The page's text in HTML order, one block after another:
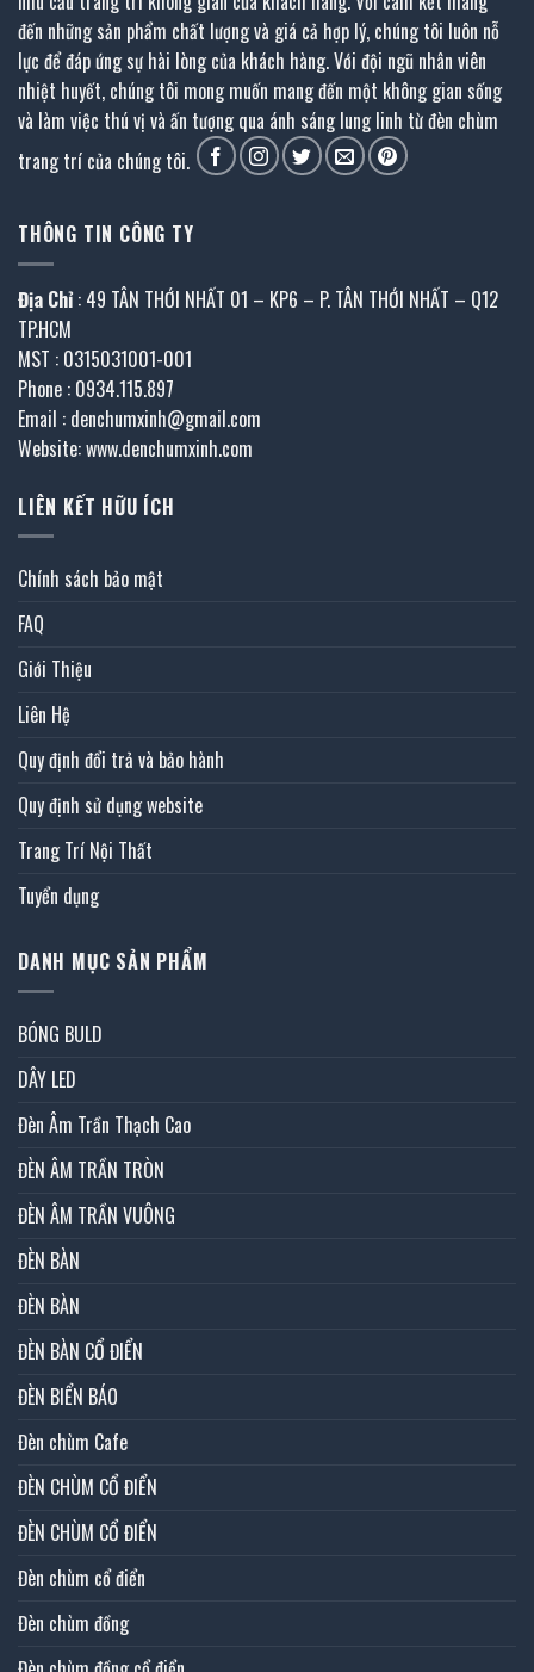
đến những sản phẩm chất lượng và giá cả hợp lý, chúng tôi luôn nỗ
lực để đáp ứng sự hài lòng của khách hàng. Với đội ngũ nhân viên
nhiệt huyết, chúng tôi mong muốn mang đến một không gian sống
và làm việc thú vị và ấn tượng qua ánh sáng lung linh từ đèn chùm
trang trí của chúng tôi.
THÔNG TIN CÔNG TY
Địa Chỉ : 49 TÂN THỚI NHẤT 01 – KP6 – P. TÂN THỚI NHẤT – Q12
TP.HCM
MST : 0315031001-001
Phone : 0934.115.897
Email : denchumxinh@gmail.com
Website: www.denchumxinh.com
LIÊN KẾT HỮU ÍCH
Chính sách bảo mật
FAQ
Giới Thiệu
Liên Hệ
Quy định đổi trả và bảo hành
Quy định sử dụng website
Trang Trí Nội Thất
Tuyển dụng
DANH MỤC SẢN PHẨM
BÓNG BULD
DÂY LED
Đèn Âm Trần Thạch Cao
ĐÈN ÂM TRẦN TRÒN
ĐÈN ÂM TRẦN VUÔNG
ĐÈN BÀN
ĐÈN BÀN
ĐÈN BÀN CỔ ĐIỂN
ĐÈN BIỂN BÁO
Đèn chùm Cafe
ĐÈN CHÙM CỔ ĐIỂN
ĐÈN CHÙM CỔ ĐIỂN
Đèn chùm cổ điển
Đèn chùm đồng